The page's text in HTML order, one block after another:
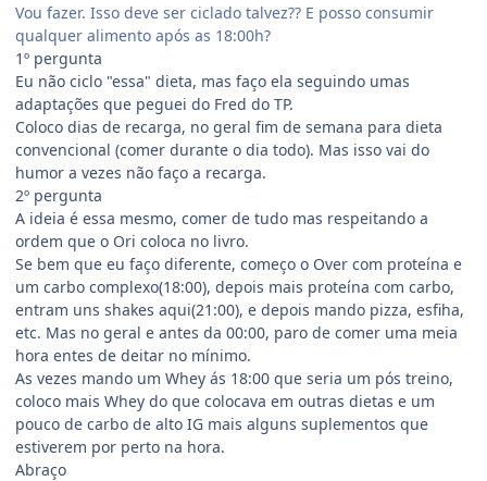
Vou fazer. Isso deve ser ciclado talvez?? E posso consumir
qualquer alimento após as 18:00h?
1º pergunta
Eu não ciclo "essa" dieta, mas faço ela seguindo umas
adaptações que peguei do Fred do TP.
Coloco dias de recarga, no geral fim de semana para dieta
convencional (comer durante o dia todo). Mas isso vai do
humor a vezes não faço a recarga.
2º pergunta
A ideia é essa mesmo, comer de tudo mas respeitando a
ordem que o Ori coloca no livro.
Se bem que eu faço diferente, começo o Over com proteína e
um carbo complexo(18:00), depois mais proteína com carbo,
entram uns shakes aqui(21:00), e depois mando pizza, esfiha,
etc. Mas no geral e antes da 00:00, paro de comer uma meia
hora entes de deitar no mínimo.
As vezes mando um Whey ás 18:00 que seria um pós treino,
coloco mais Whey do que colocava em outras dietas e um
pouco de carbo de alto IG mais alguns suplementos que
estiverem por perto na hora.
Abraço